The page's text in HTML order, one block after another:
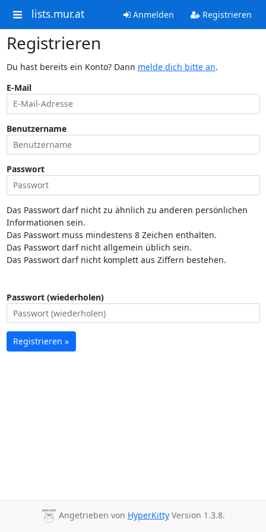
lists.mur.at Anmelden Registrieren
Registrieren
Du hast bereits ein Konto? Dann melde dich bitte an.
E-Mail
Benutzername
Passwort
Das Passwort darf nicht zu ähnlich zu anderen persönlichen
Informationen sein.
Das Passwort muss mindestens 8 Zeichen enthalten.
Das Passwort darf nicht allgemein üblich sein.
Das Passwort darf nicht komplett aus Ziffern bestehen.
Passwort (wiederholen)
Registrieren »
Angetrieben von HyperKittyVersion 1.3.8.